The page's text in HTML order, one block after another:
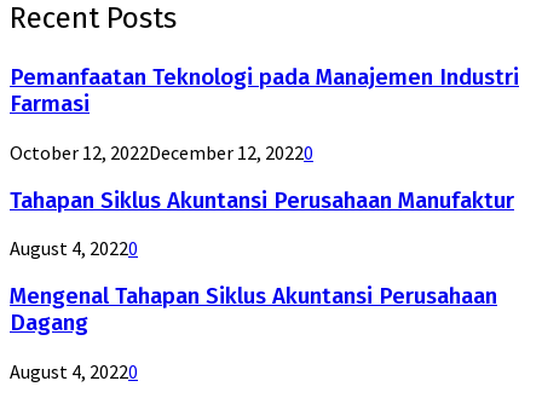
Recent Posts
Pemanfaatan Teknologi pada Manajemen Industri
Farmasi
October 12, 2022December 12, 20220
Tahapan Siklus Akuntansi Perusahaan Manufaktur
August 4, 20220
Mengenal Tahapan Siklus Akuntansi Perusahaan
Dagang
August 4, 20220